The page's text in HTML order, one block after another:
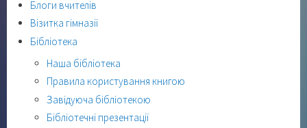
Блоги вчителів
Візитка гімназії
Бібліотека
Наша бібліотека
Правила користування книгою
Завідуюча бібліотекою
Бібліотечні презентації